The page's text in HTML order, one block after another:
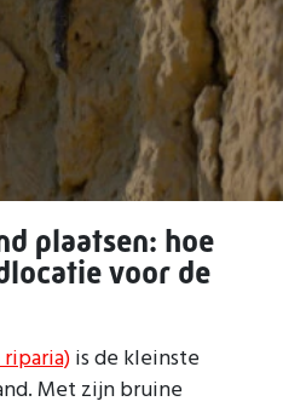
plaatsen: hoe
voor de
is de kleinste
Met zijn bruine